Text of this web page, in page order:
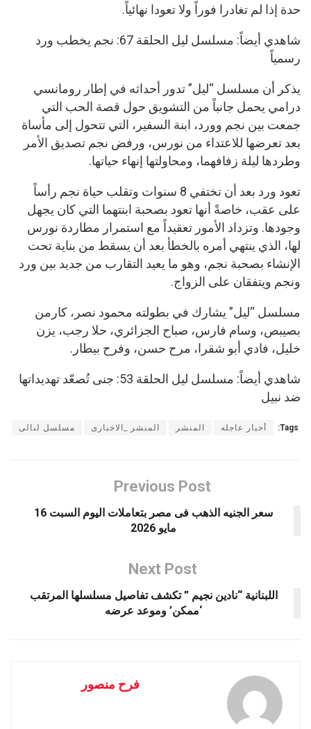
حدة إذا لم تغادرا فوراً ولا تعودا نهائياً.
شاهدي أيضاً: مسلسل ليل الحلقة 67: نجم يخطب ورد
رسمياً
يذكر أن مسلسل “ليل” تدور أحداثه في إطار رومانسي
درامي يحمل جانباً من التشويق حول قصة الحب التي
جمعت بين نجم وورد، ابنة السفير، التي تتحول إلى مأساة
بعد تعرضها للاعتداء من نورس، ورفض نجم تصديق الأمر
وطردها ليلة زفافهما، ومحاولتها إنهاء حياتها.
تعود ورد بعد أن تختفي 8 سنوات وتقلب حياة نجم رأساً
على عقب، خاصةً أنها تعود بصحبة ابنتهما التي كان يجهل
وجودها. وتزداد الأمور تعقيداً مع استمرار مطاردة نورس
لها، الذي ينتهي أمره بالخطأ بعد أن يسقط من بناية تحت
الإنشاء بصحبة نجم، وهو ما يعيد التقارب من جديد بين ورد
ونجم ويتفقان على الزواج.
مسلسل “ليل” يشارك في بطولته محمود نصر، كارمن
بصيبص، وسام فارس، صباح الجزائري، حلا رجب، يزن
خليل، فادي أبو شقرا، مرح حسن، وفرح بيطار.
شاهدي أيضاً: مسلسل ليل الحلقة 53: جنى تُصعّد تهديداتها
ضد نبيل
Tags: أخبار عاجله المنشر المنشر _الاخبارى مسلسل لىالى
Previous Post
سعر الجنيه الذهب فى مصر بتعاملات اليوم السبت 16
مايو 2026
Next Post
اللبنانية “نادين نجيم ” تكشف تفاصيل مسلسلها المرتقب
‘ممكن’ وموعد عرضه
فرح منصور